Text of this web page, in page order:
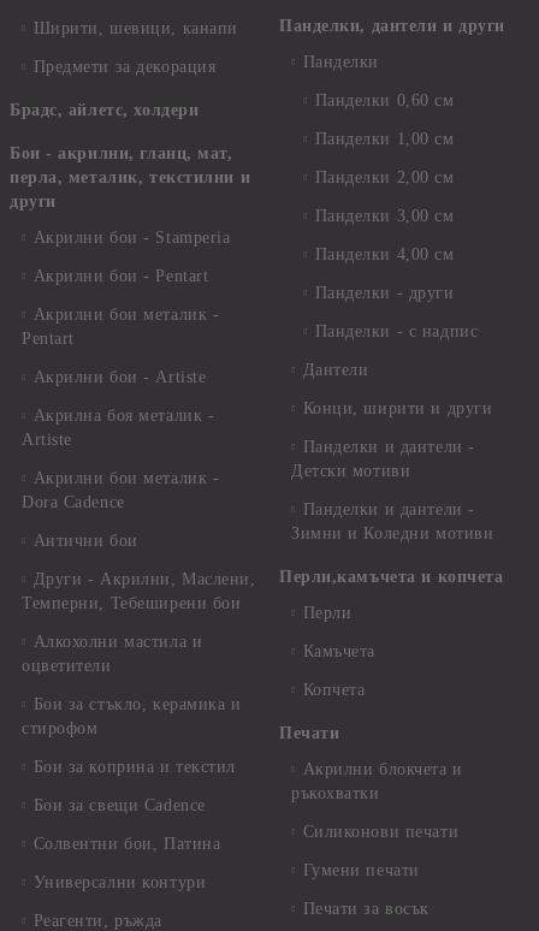
Ширити, шевици, канапи
Предмети за декорация
Брадс, айлетс, холдери
Бои - акрилни, гланц, мат,
перла, металик, текстилни и
други
Акрилни бои - Stamperia
Акрилни бои - Pentart
Акрилни бои металик -
Pentart
Акрилни бои - Artiste
Акрилна боя металик -
Artiste
Акрилни бои металик -
Dora Cadence
Антични бои
Други - Акрилни, Маслени,
Темперни, Тебеширени бои
Алкохолни мастила и
оцветители
Бои за стъкло, керамика и
стирофом
Бои за коприна и текстил
Бои за свещи Cadence
Солвентни бои, Патина
Универсални контури
Реагенти, ръжда
Панделки, дантели и други
Панделки
Панделки 0,60 см
Панделки 1,00 см
Панделки 2,00 см
Панделки 3,00 см
Панделки 4,00 см
Панделки - други
Панделки - с надпис
Дантели
Конци, ширити и други
Панделки и дантели -
Детски мотиви
Панделки и дантели -
Зимни и Коледни мотиви
Перли,камъчета и копчета
Перли
Камъчета
Копчета
Печати
Акрилни блокчета и
ръкохватки
Силиконови печати
Гумени печати
Печати за восък